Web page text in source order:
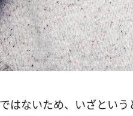
はないため、いざとい